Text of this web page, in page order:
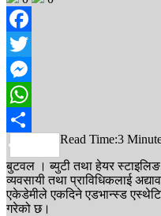
Facebook
Twitter
Messenger
WhatsApp
Share
Read Time:3
बुटवल । ब्युटी तथा हेयर स्टाइलिङ
व्यवसायी तथा प्राविधिकलाई
एकेडेमीले एकदिने एडभान्स्ड
गरेको छ।